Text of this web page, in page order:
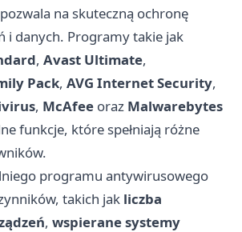
na skuteczną ochronę
i danych. Programy takie jak
, Avast Ultimate,
Pack, AVG Internet Security,
, McAfee oraz Malwarebytes
funkcje, które spełniają różne
programu antywirusowego
takich jak liczba
, wspierane systemy